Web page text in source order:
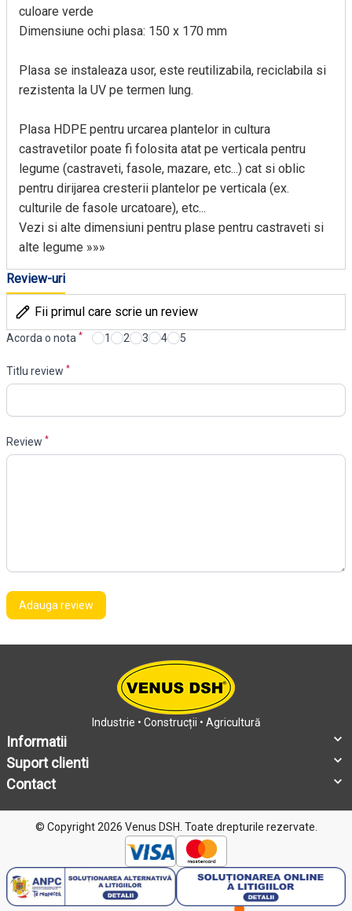
culoare verde
Dimensiune ochi plasa: 150 x 170 mm
Plasa se instaleaza usor, este reutilizabila, reciclabila si
rezistenta la UV pe termen lung.
Plasa HDPE pentru urcarea plantelor in cultura
castravetilor poate fi folosita atat pe verticala pentru
legume (castraveti, fasole, mazare, etc...) cat si oblic
pentru dirijarea cresterii plantelor pe verticala (ex.
culturile de fasole urcatoare), etc...
Vezi si alte dimensiuni pentru plase pentru castraveti si
alte legume »»»
Review-uri
Fii primul care scrie un review
Acorda o nota * 1 2 3 4 5
Titlu review *
Review *
Adauga review
Industrie • Construcții • Agricultură
Informatii
Suport clienti
Contact
© Copyright 2026 Venus DSH. Toate drepturile rezervate.